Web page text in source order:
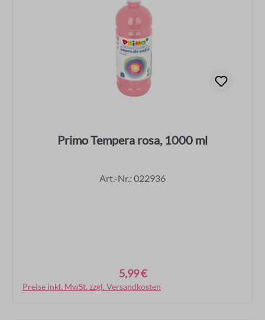
Primo Tempera rosa, 1000 ml
Art.-Nr.: 022936
5,99 €
Preise inkl. MwSt. zzgl. Versandkosten
In den Warenkorb